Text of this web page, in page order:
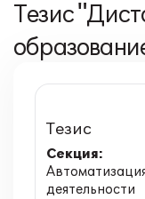
Тезис
Тезис
Секция:
деятельности